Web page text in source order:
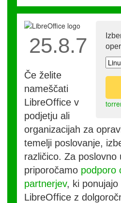
25.8.7
Če želite
nameščati
LibreOffice v
podjetju ali
organizacijah za
temelji poslovanje,
različico. Za poslovno
priporočamo podporo
partnerjev, ki
LibreOffice z